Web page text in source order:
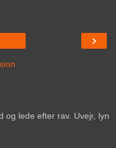
›
og lede efter rav. Uvejr, lyn